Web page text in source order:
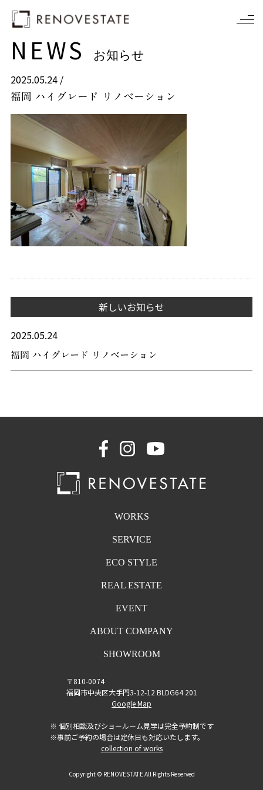
NEWS お知らせ
2025.05.24 /
福岡 ハイグレード リノベーション
新しいお知らせ
2025.05.24
福岡 ハイグレード リノベーション
WORKS
SERVICE
ECO STYLE
REAL ESTATE
EVENT
ABOUT COMPANY
SHOWROOM
〒810-0074
福岡市中央区大手門3-12-12 BLDG64 201
Google Map
※ 個別相談及びショールーム見学は完全予約制です
※事前ご予約の場合は定休日も対応いたします。
collection of works
Copyright © RENOVESTATE All Rights Reserved